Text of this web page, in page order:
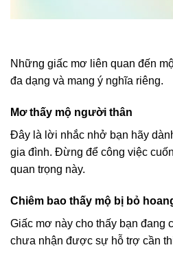
Những giấc mơ liên quan đến
đa dạng và mang ý nghĩa riêng.
Mơ thấy mộ người thân
Đây là lời nhắc nhở bạn hãy
gia đình. Đừng để công việc
quan trọng này.
Chiêm bao thấy mộ bị bỏ
Giấc mơ này cho thấy bạn đang
chưa nhận được sự hỗ trợ cần